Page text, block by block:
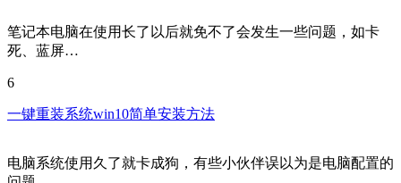
笔记本电脑在使用长了以后就免不了会发生一些问题，如卡
死、蓝屏…
6
一键重装系统win10简单安装方法
电脑系统使用久了就卡成狗，有些小伙伴误以为是电脑配置的